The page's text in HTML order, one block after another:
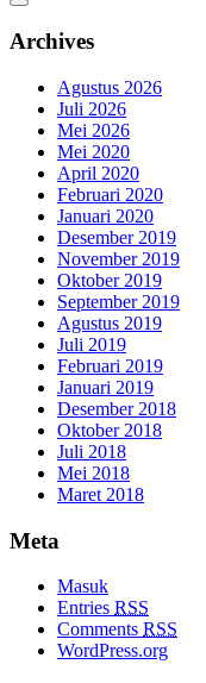
Archives
Agustus 2026
Juli 2026
Mei 2026
Mei 2020
April 2020
Februari 2020
Januari 2020
Desember 2019
November 2019
Oktober 2019
September 2019
Agustus 2019
Juli 2019
Februari 2019
Januari 2019
Desember 2018
Oktober 2018
Juli 2018
Mei 2018
Maret 2018
Meta
Masuk
Entries RSS
Comments RSS
WordPress.org